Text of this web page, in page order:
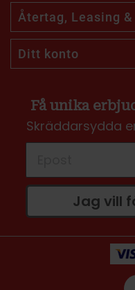
Återtag, Leasing &
Ditt konto
Få unika
Skräddarsydda
Jag vill